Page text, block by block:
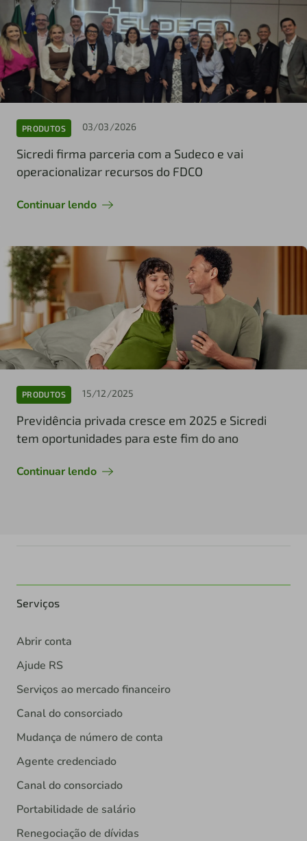
PRODUTOS 03/03/2026
Sicredi firma parceria com a Sudeco e vai
operacionalizar recursos do FDCO
Continuar lendo
PRODUTOS 15/12/2025
Previdência privada cresce em 2025 e Sicredi
tem oportunidades para este fim do ano
Continuar lendo
Serviços
Abrir conta
Ajude RS
Serviços ao mercado financeiro
Canal do consorciado
Mudança de número de conta
Agente credenciado
Canal do consorciado
Portabilidade de salário
Renegociação de dívidas